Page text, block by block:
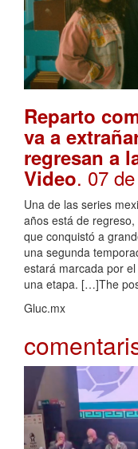
Reparto
va a
regresan a
Video. 07
Una de las series
años está de
que conquistó a
una segunda
estará marcada por
una etapa. […]The
Gluc.mx